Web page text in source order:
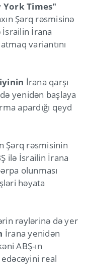
York Times"
Şərq rəsmisinə
İsrailin İrana
variantını
İrana qarşı
yenidən başlaya
apardığı qeyd
Şərq rəsmisinin
ilə İsrailin İrana
olunması
həyata
rəylərinə də yer
İrana yenidən
ABŞ-ın
real